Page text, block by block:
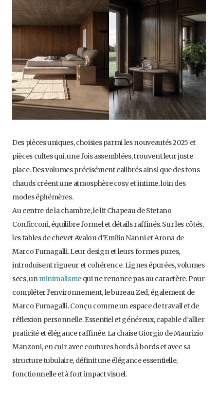
Des pièces uniques, choisies parmi les nouveautés 2025 et
pièces cultes qui, une fois assemblées, trouvent leur juste
place. Des volumes précisément calibrés ainsi que des tons
chauds créent une atmosphère cosy et intime, loin des
modes éphémères.
Au centre de la chambre, le lit Chapeau de Stefano
Conficconi, équilibre formel et détails raffinés. Sur les côtés,
les tables de chevet Avalon d’Emilio Nanni et Arona de
Marco Fumagalli. Leur design et leurs formes pures,
introduisent rigueur et cohérence. Lignes épurées, volumes
secs, unminimalisme qui ne renonce pas au caractère. Pour
compléter l’environnement, le bureau Zed, également de
Marco Fumagalli. Conçu comme un espace de travail et de
réflexion personnelle. Essentiel et généreux, capable d’allier
praticité et élégance raffinée. La chaise Giorgio de Maurizio
Manzoni, en cuir avec coutures bords à bords et avec sa
structure tubulaire, définit une élégance essentielle,
fonctionnelle et à fort impact visuel.